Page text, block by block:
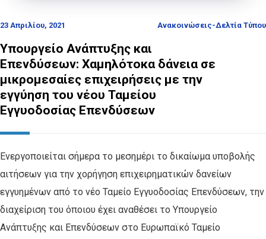
23 Απριλίου, 2021 Ανακοινώσεις-Δελτία Τύπου
Υπουργείο Ανάπτυξης και
Επενδύσεων: Χαμηλότοκα δάνεια σε
μικρομεσαίες επιχειρήσεις με την
εγγύηση του νέου Ταμείου
Εγγυοδοσίας Επενδύσεων
Ενεργοποιείται σήμερα το μεσημέρι το δικαίωμα υποβολής
αιτήσεων για την χορήγηση επιχειρηματικών δανείων
εγγυημένων από το νέο Ταμείο Εγγυοδοσίας Επενδύσεων, την
διαχείριση του όποιου έχει αναθέσει το Υπουργείο
Ανάπτυξης και Επενδύσεων στο Ευρωπαϊκό Ταμείο